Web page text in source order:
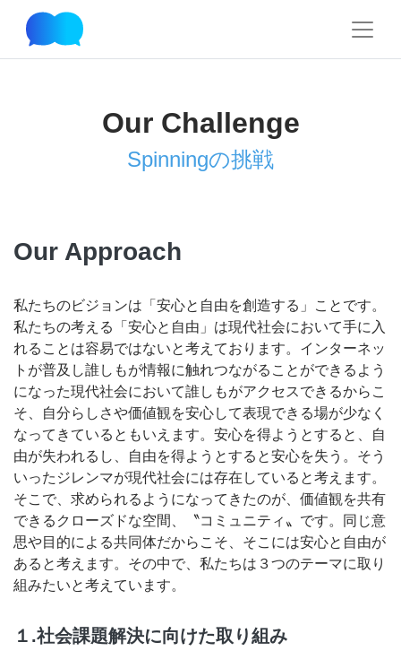
Our Challenge
Spinningの挑戦
Our Approach
私たちのビジョンは「安心と自由を創造する」ことです。
私たちの考える「安心と自由」は現代社会において手に入
れることは容易ではないと考えております。インターネッ
トが普及し誰しもが情報に触れつながることができるよう
になった現代社会において誰しもがアクセスできるからこ
そ、自分らしさや価値観を安心して表現できる場が少なく
なってきているともいえます。安心を得ようとすると、自
由が失われるし、自由を得ようとすると安心を失う。そう
いったジレンマが現代社会には存在していると考えます。
そこで、求められるようになってきたのが、価値観を共有
できるクローズドな空間、〝コミュニティ〟です。同じ意
思や目的による共同体だからこそ、そこには安心と自由が
あると考えます。その中で、私たちは３つのテーマに取り
組みたいと考えています。
１.社会課題解決に向けた取り組み